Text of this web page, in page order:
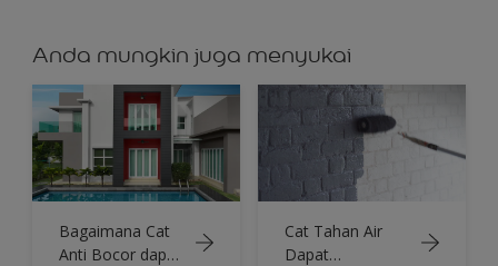
Anda mungkin juga menyukai
Bagaimana Cat
Anti Bocor dapat
Cat Tahan Air
Dapat